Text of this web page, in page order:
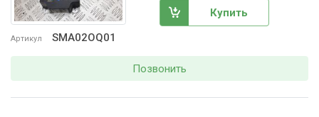
Артикул SMA02OQ01
Купить
Позвонить